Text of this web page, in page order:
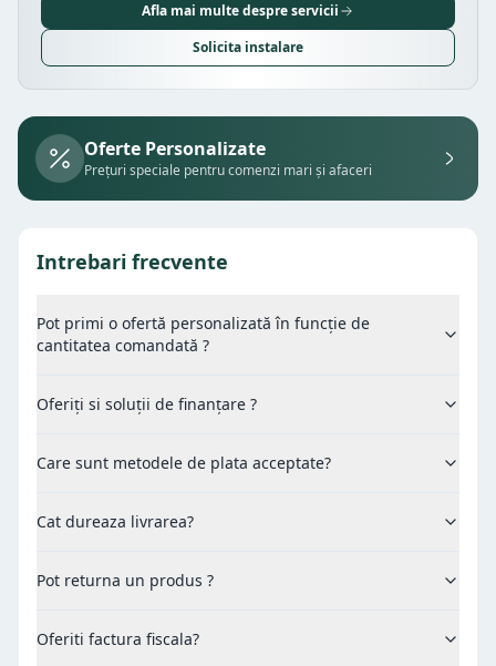
Afla mai multe despre servicii
Solicita instalare
Oferte Personalizate
Prețuri speciale pentru comenzi mari și afaceri
Intrebari frecvente
Pot primi o ofertă personalizată în funcție de
cantitatea comandată ?
Oferiți si soluții de finanțare ?
Care sunt metodele de plata acceptate?
Cat dureaza livrarea?
Pot returna un produs ?
Oferiti factura fiscala?